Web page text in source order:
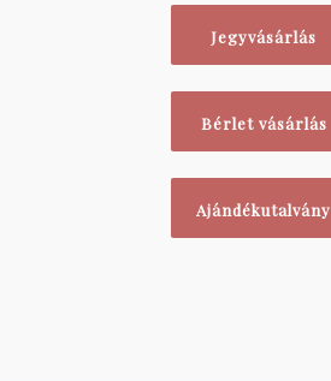
Jegyvásárlás
Bérlet vásárlás
Ajándékutalvány